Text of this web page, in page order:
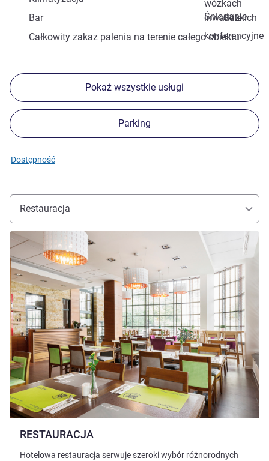
wózkach
inwalidzkich
Śniadanie
Bar
Sale
konferencyjne
Całkowity zakaz palenia na terenie całego obiektu
Pokaż wszystkie usługi
Parking
Dostępność
Restauracja
RESTAURACJA
Pokaż szczegóły
Hotelowa restauracja serwuje szeroki wybór różnorodnych